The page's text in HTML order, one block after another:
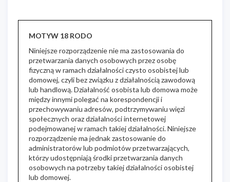
MOTYW 18 RODO
Niniejsze rozporządzenie nie ma zastosowania do
przetwarzania danych osobowych przez osobę
fizyczną w ramach działalności czysto osobistej lub
domowej, czyli bez związku z działalnością zawodową
lub handlową. Działalność osobista lub domowa może
między innymi polegać na korespondencji i
przechowywaniu adresów, podtrzymywaniu więzi
społecznych oraz działalności internetowej
podejmowanej w ramach takiej działalności. Niniejsze
rozporządzenie ma jednak zastosowanie do
administratorów lub podmiotów przetwarzających,
którzy udostępniają środki przetwarzania danych
osobowych na potrzeby takiej działalności osobistej
lub domowej.